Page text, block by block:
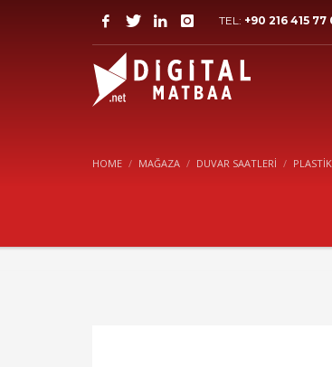
TEL: +90 216 415 77
HOME MAĞAZA DUVAR SAATLERI